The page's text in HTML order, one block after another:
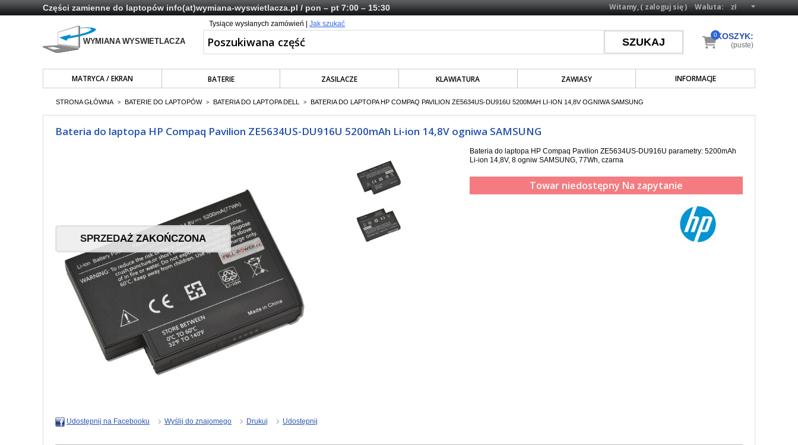
Części zamienne do laptopówinfo(at)wymiana-wyswietlacza.pl/ pon – pt 7:00 – 15:30 Waluta:
Witamy, (zaloguj się)
Tysiące wysłanych zamówień | Jak szukać
MATRYCA / EKRAN BATERIE ZASILACZE KLAWIATURA ZAWIASY INFORMACJE
KOSZYK:
0
(puste)
STRONA GŁÓWNA > BATERIE DO LAPTOPÓW > BATERIA DO LAPTOPA DELL > BATERIA DO LAPTOPA HP COMPAQ PAVILION ZE5634US-DU916U 5200MAH LI-ION 14,8V OGNIWA SAMSUNG
Bateria do laptopa HP Compaq Pavilion ZE5634US-DU916U 5200mAh Li-ion 14,8V ogniwa SAMSUNG
SPRZEDAŻ ZAKOŃCZONA
Bateria do laptopa HP Compaq Pavilion ZE5634US-DU916U parametry: 5200mAh
Li-ion 14,8V, 8 ogniw SAMSUNG, 77Wh, czarna
Towar niedostępny Na zapytanie
Udostępnij na Facebooku Wyślij do znajomego Drukuj Udostępnij